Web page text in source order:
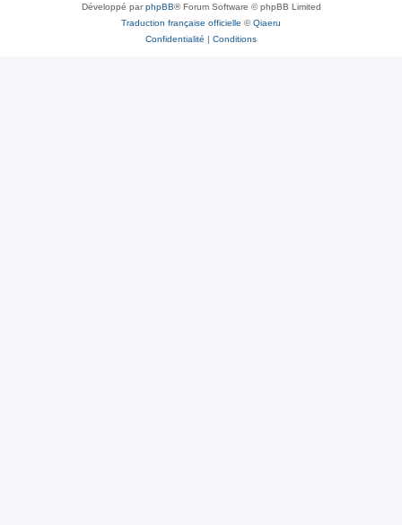
Développé parphpBB® Forum Software © phpBB Limited
Traduction française officielle ©Qiaeru
Confidentialité | Conditions